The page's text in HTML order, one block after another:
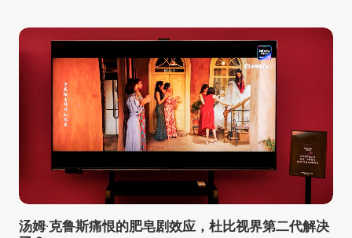
汤姆·克鲁斯痛恨的肥皂剧效应，杜比视界第二代解决